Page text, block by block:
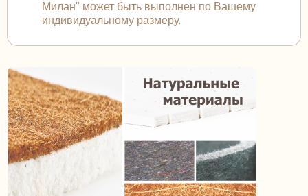
Милан" может быть выполнен по Вашему
индивидуальному размеру.